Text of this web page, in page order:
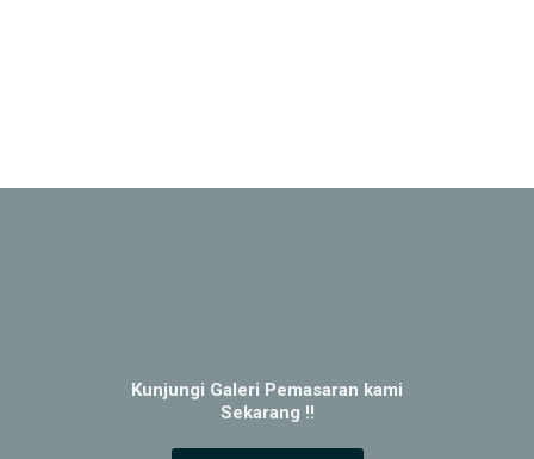
Kunjungi Galeri Pemasaran kami
Sekarang !!